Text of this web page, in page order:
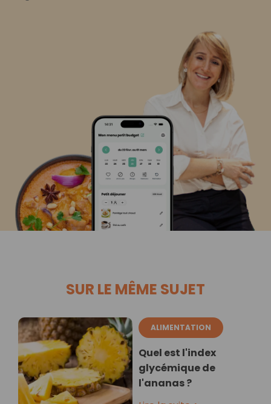
SUR LE MÊME SUJET
ALIMENTATION
Quel est l'index
glycémique de
l'ananas ?